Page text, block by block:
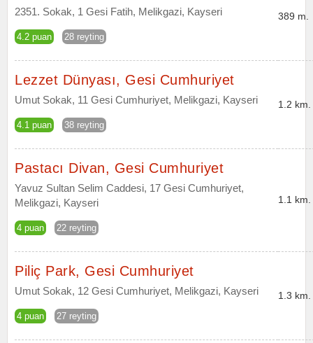
2351. Sokak, 1 Gesi Fatih, Melikgazi, Kayseri
4.2 puan 28 reyting
389 m.
Lezzet Dünyası, Gesi Cumhuriyet
Umut Sokak, 11 Gesi Cumhuriyet, Melikgazi, Kayseri
4.1 puan 38 reyting
1.2 km.
Pastacı Divan, Gesi Cumhuriyet
Yavuz Sultan Selim Caddesi, 17 Gesi Cumhuriyet,
Melikgazi, Kayseri
4 puan 22 reyting
1.1 km.
Piliç Park, Gesi Cumhuriyet
Umut Sokak, 12 Gesi Cumhuriyet, Melikgazi, Kayseri
4 puan 27 reyting
1.3 km.